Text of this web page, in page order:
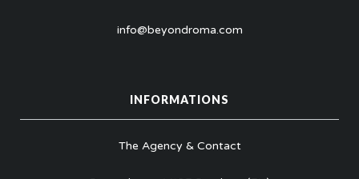
info@beyondroma.com
INFORMATIONS
The Agency & Contact